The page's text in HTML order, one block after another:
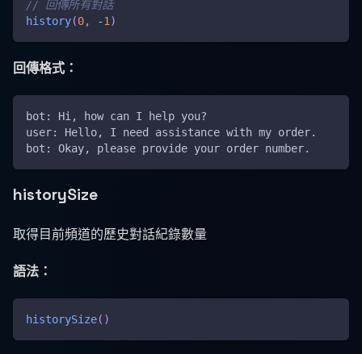
// 回傳所有對話
history(0, -1 )
回傳格式：
bot: Hi, how can I help you?
user: Hello, I need assistance with my order.
bot: Okay, please provide your order number.
historySize
取得目前頻道的歷史對話紀錄數量
語法：
historySize( )